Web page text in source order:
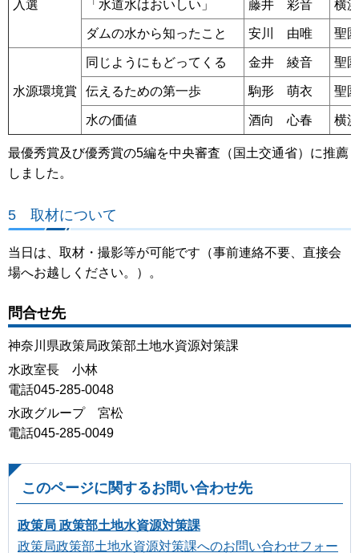
入選 「水道水はおいしい」 藤井 彩音 横
ダムの水から知ったこと 安川 由唯 聖
水源環境賞
同じようにもどってくる 金井 綾音 聖
伝えるための第一歩 駒形 萌衣 聖
水の価値 酒向 心春 横
最優秀賞及び優秀賞の5編を中央審査（国土交通省）に推薦
しました。
5 取材について
当日は、取材・撮影等が可能です（事前連絡不要、直接会
場へお越しください。）。
問合せ先
神奈川県政策局政策部土地水資源対策課
水政室長 小林
電話045-285-0048
水政グループ 宮松
電話045-285-0049
このページに関するお問い合わせ先
政策局 政策部土地水資源対策課
政策局政策部土地水資源対策課へのお問い合わせフォー